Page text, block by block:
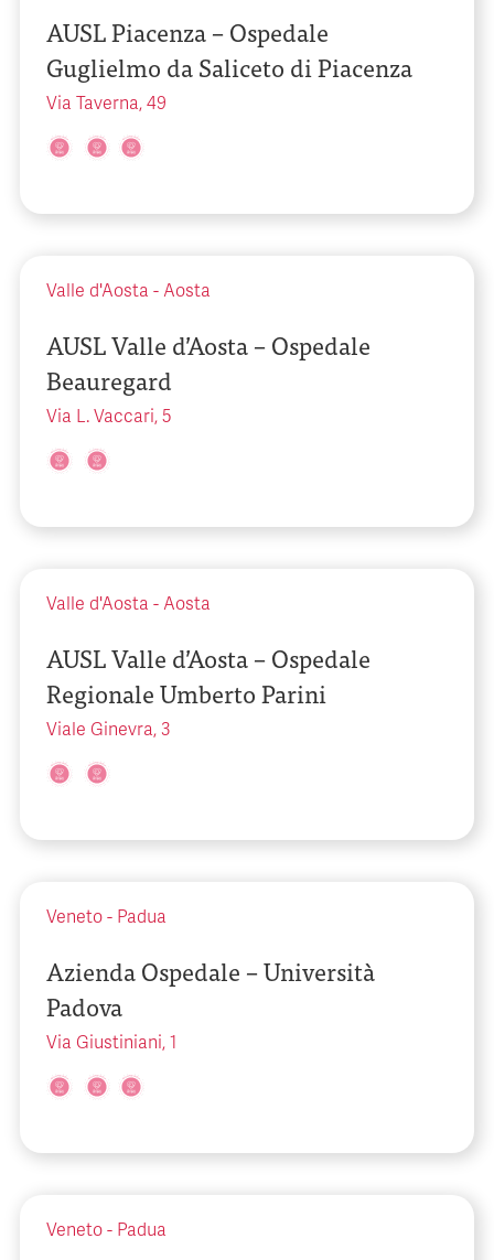
AUSL Piacenza – Ospedale
Guglielmo da Saliceto di Piacenza
Via Taverna, 49
Valle d'Aosta - Aosta
AUSL Valle d’Aosta – Ospedale
Beauregard
Via L. Vaccari, 5
Valle d'Aosta - Aosta
AUSL Valle d’Aosta – Ospedale
Regionale Umberto Parini
Viale Ginevra, 3
Veneto - Padua
Azienda Ospedale – Università
Padova
Via Giustiniani, 1
Veneto - Padua